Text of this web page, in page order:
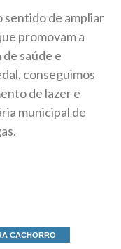
sentido de ampliar
promovam a
saúde e
conseguimos
de lazer e
municipal de
CACHORRO